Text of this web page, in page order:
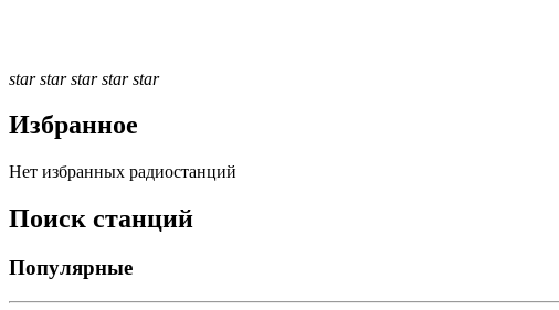
star star star star star
Избранное
Нет избранных радиостанций
Поиск станций
Популярные